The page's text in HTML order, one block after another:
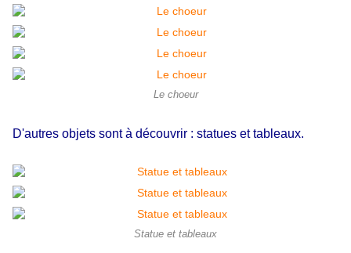
Le choeur
D'autres objets sont à découvrir : statues et tableaux.
Statue et tableaux